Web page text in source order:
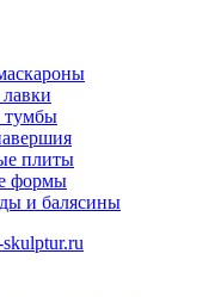
тумбы
плиты
формы
и балясины